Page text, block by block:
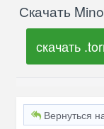
Скачать
скачать
Вернуться